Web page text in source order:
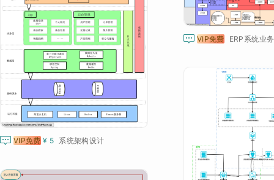
 VIP免费 ERP系统业
 VIP免费 ¥ 5 系统架构设计